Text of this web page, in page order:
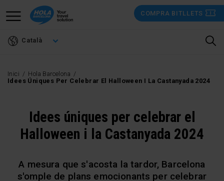
COMPRA BITLLETS
Català
Inici
Hola Barcelona
Idees Úniques Per Celebrar El Halloween I La Castanyada 2024
Idees úniques per celebrar el
Halloween i la Castanyada 2024
A mesura que s'acosta la tardor, Barcelona
s'omple de plans emocionants per celebrar